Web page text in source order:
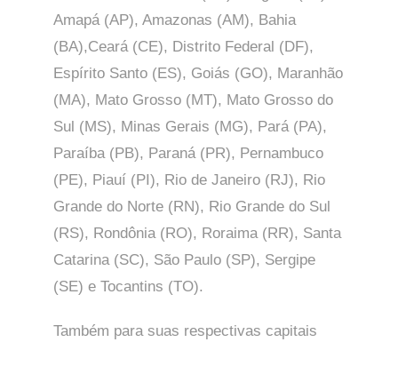
Amapá (AP), Amazonas (AM), Bahia
(BA),Ceará (CE), Distrito Federal (DF),
Espírito Santo (ES), Goiás (GO), Maranhão
(MA), Mato Grosso (MT), Mato Grosso do
Sul (MS), Minas Gerais (MG), Pará (PA),
Paraíba (PB), Paraná (PR), Pernambuco
(PE), Piauí (PI), Rio de Janeiro (RJ), Rio
Grande do Norte (RN), Rio Grande do Sul
(RS), Rondônia (RO), Roraima (RR), Santa
Catarina (SC), São Paulo (SP), Sergipe
(SE) e Tocantins (TO).
Também para suas respectivas capitais